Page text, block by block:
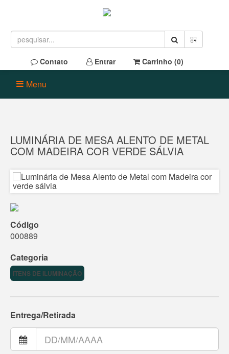
Contato Entrar Carrinho (0)
Menu
LUMINÁRIA DE MESA ALENTO DE METAL
COM MADEIRA COR VERDE SÁLVIA
Código
000889
Categoria
ITENS DE ILUMINAÇÃO
Entrega/Retirada